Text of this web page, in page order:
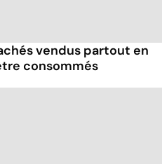
vendus partout en
consommés